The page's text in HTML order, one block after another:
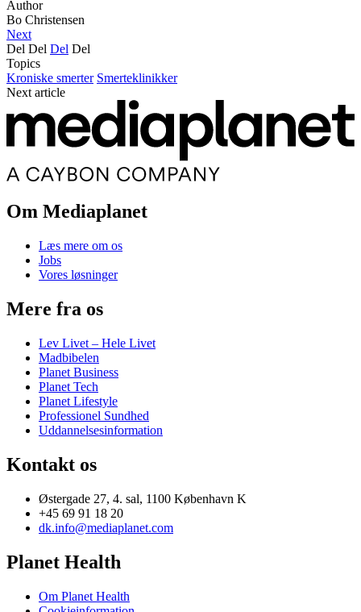
Author
Bo Christensen
Next
Del Del Del Del
Topics
Kroniske smerter Smerteklinikker
Next article
Om Mediaplanet
Læs mere om os
Jobs
Vores løsninger
Mere fra os
Lev Livet – Hele Livet
Madbibelen
Planet Business
Planet Tech
Planet Lifestyle
Professionel Sundhed
Uddannelsesinformation
Kontakt os
Østergade 27, 4. sal, 1100 København K
+45 69 91 18 20
dk.info@mediaplanet.com
Planet Health
Om Planet Health